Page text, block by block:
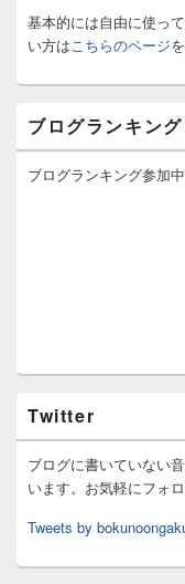
基本的には自由に使っ
い方はこちらのページ
ブログランキング
ブログランキング参加中
Twitter
ブログに書いていない
います。お気軽にフォ
Tweets by